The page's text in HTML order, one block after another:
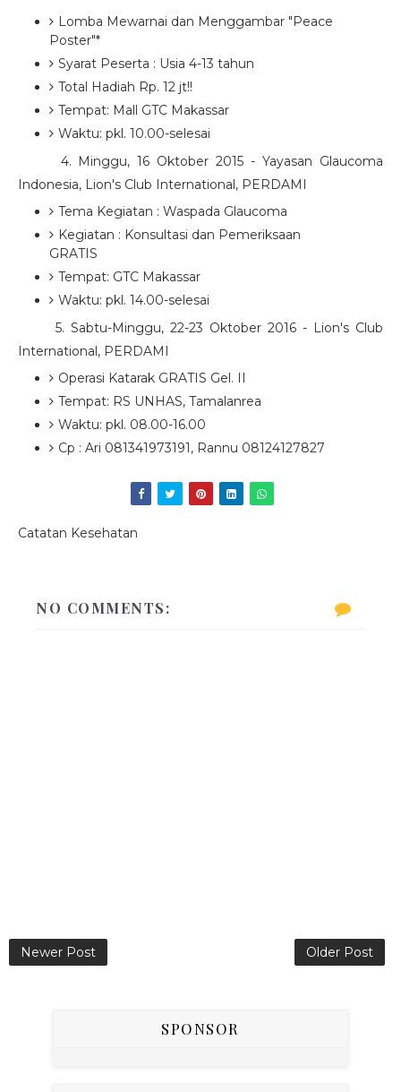
Lomba Mewarnai dan Menggambar "Peace
Poster"*
Syarat Peserta : Usia 4-13 tahun
Total Hadiah Rp. 12 jt!!
Tempat: Mall GTC Makassar
Waktu: pkl. 10.00-selesai
4. Minggu, 16 Oktober 2015 - Yayasan Glaucoma
Indonesia, Lion's Club International, PERDAMI
Tema Kegiatan : Waspada Glaucoma
Kegiatan : Konsultasi dan Pemeriksaan
GRATIS
Tempat: GTC Makassar
Waktu: pkl. 14.00-selesai
5. Sabtu-Minggu, 22-23 Oktober 2016 - Lion's Club
International, PERDAMI
Operasi Katarak GRATIS Gel. II
Tempat: RS UNHAS, Tamalanrea
Waktu: pkl. 08.00-16.00
Cp : Ari 081341973191, Rannu 08124127827
Catatan Kesehatan
NO COMMENTS:
Newer Post Older Post
SPONSOR